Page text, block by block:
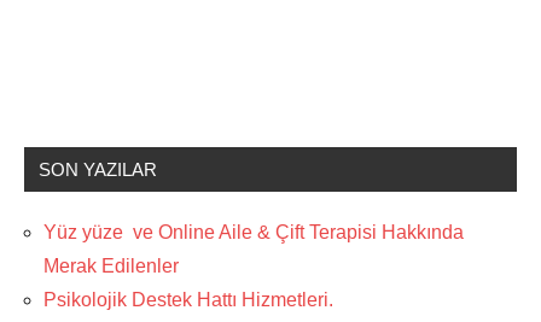
SON YAZILAR
Yüz yüze ve Online Aile & Çift Terapisi Hakkında
Merak Edilenler
Psikolojik Destek Hattı Hizmetleri.